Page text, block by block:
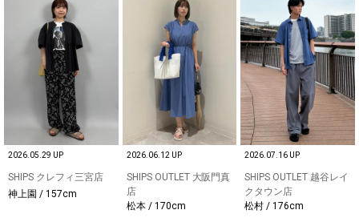
2026.05.29 UP
SHIPS クレフィ三宮店
神上園 / 157cm
2026.06.12 UP
SHIPS OUTLET 大阪門真
店
松本 / 170cm
2026.07.16 UP
SHIPS OUTLET 越谷レイ
クタウン店
松村 / 176cm